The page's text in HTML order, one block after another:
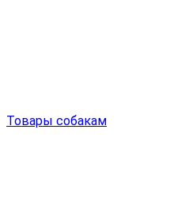
Товары собакам